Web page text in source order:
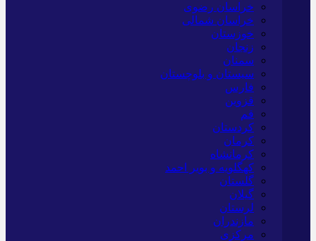
خراسان رضوی
خراسان شمالی
خوزستان
زنجان
سمنان
سیستان و بلوچستان
فارس
قزوین
قم
کردستان
کرمان
کرمانشاه
کهگلویه و بویر احمد
گلستان
گیلان
لرستان
مازندران
مرکزی